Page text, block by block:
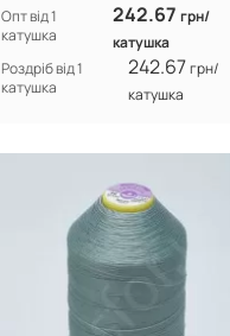
Опт від 1
катушка
242.67грн/
катушка
Роздріб від 1
катушка
242.67грн/
катушка
Туреччина
100% CF nylon